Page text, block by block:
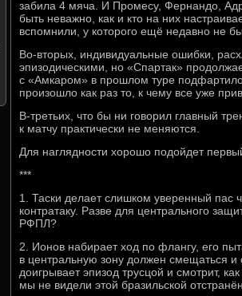
забила 4 мяча. И Промесу, Фернандо,
быть неважно, как и кто на них
вспомнили, у которого ещё недавно не
Во-вторых, индивидуальные ошибки,
эпизодическими, но «Спартак»
с «Амкаром» в прошлом туре
произошло как раз то, к чему все уже
В-третьих, что бы ни говорил главный
к матчу практически не меняются.
Для наглядности хорошо подойдет
***
1. Таски делает слишком уверенный пас
контратаку. Разве для центрального
РФПЛ?
2. Ионов набирает ход по флангу, его
в центральную зону должен смещаться
доигрывает эпизод трусцой и смотрит,
мы не видели этой бразильской